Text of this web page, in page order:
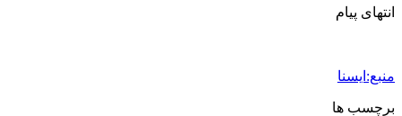
انتهای پیام
منبع:ایسنا
برچسب ها